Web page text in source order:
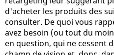
d'acheter les produits des
consulter. De quoi vous
avez besoin (ou tout du
en question, qui ne cessent